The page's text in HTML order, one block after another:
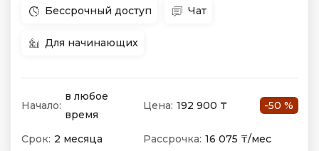
Бессрочный доступ Чат
Для начинающих
Начало:
в любое
время
Цена: 192 900 ₸ -50 %
Срок: 2 месяца Рассрочка: 16 075 ₸/мес